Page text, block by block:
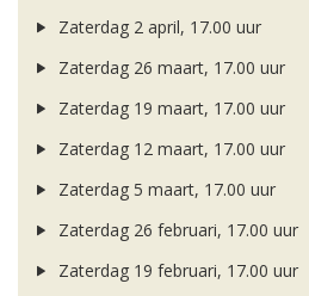
Zaterdag 2 april, 17.00 uur
Zaterdag 26 maart, 17.00 uur
Zaterdag 19 maart, 17.00 uur
Zaterdag 12 maart, 17.00 uur
Zaterdag 5 maart, 17.00 uur
Zaterdag 26 februari, 17.00 uur
Zaterdag 19 februari, 17.00 uur